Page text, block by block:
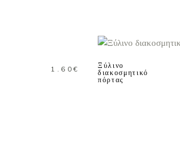
1.60€
Ξύλινο
διακοσμητικό
πόρτας